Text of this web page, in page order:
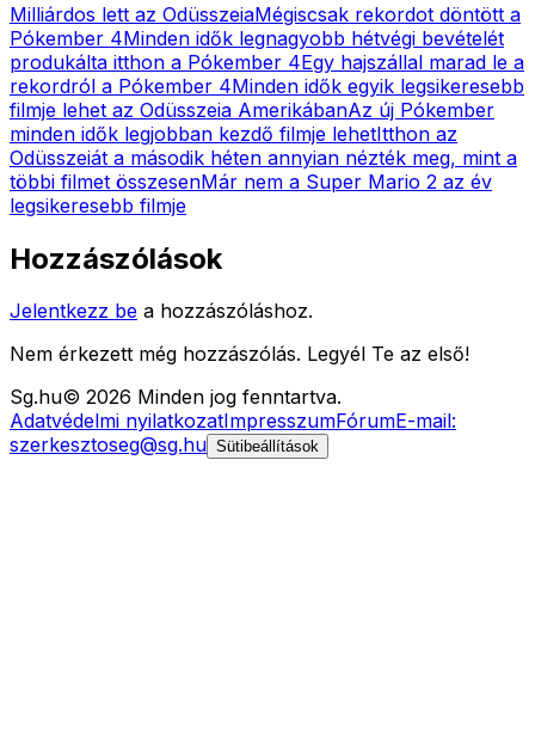
Milliárdos lett az OdüsszeiaMégiscsak rekordot döntött a
Pókember 4Minden idők legnagyobb hétvégi bevételét
produkálta itthon a Pókember 4Egy hajszállal marad le a
rekordról a Pókember 4Minden idők egyik legsikeresebb
filmje lehet az Odüsszeia AmerikábanAz új Pókember
minden idők legjobban kezdő filmje lehetItthon az
Odüsszeiát a második héten annyian nézték meg, mint a
többi filmet összesenMár nem a Super Mario 2 az év
legsikeresebb filmje
Hozzászólások
Jelentkezz be a hozzászóláshoz.
Nem érkezett még hozzászólás. Legyél Te az első!
Sg.hu© 2026 Minden jog fenntartva.
Adatvédelmi nyilatkozatImpresszumFórumE-mail:
szerkesztoseg@sg.hu Sütibeállítások